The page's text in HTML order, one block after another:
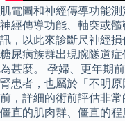
肌電圖和神經傳導功能
神經傳導功能、軸突或
訊，以此來診斷尺神經損
糖尿病族群出現腕隧道
為甚麼。 孕婦、更年期
腎患者，也屬於「不明
前，詳細的術前評估非常
僵直的肌肉群、僵直的程